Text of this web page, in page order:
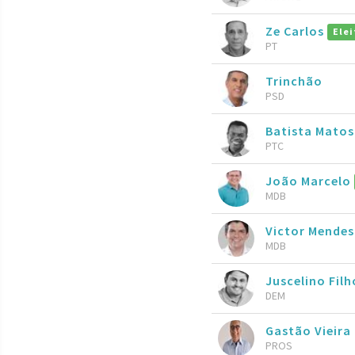
Ze Carlos
PT
Trinchão
PSD
Batista Matos
PTC
João Marcelo
MDB
Victor Mendes
MDB
Juscelino
DEM
Gastão Vieira
PROS